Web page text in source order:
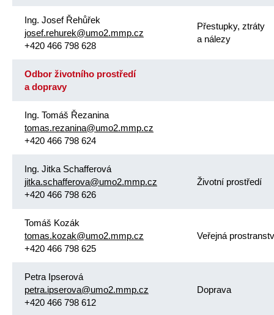
Ing. Josef Řehůřek
josef.rehurek@umo2.mmp.cz
+420 466 798 628
Přestupky, ztráty
a nálezy
Odbor životního prostředí
a dopravy
Ing. Tomáš Řezanina
tomas.rezanina@umo2.mmp.cz
+420 466 798 624
Ing. Jitka Schafferová
jitka.schafferova@umo2.mmp.cz
+420 466 798 626
Životní prostředí
Tomáš Kozák
tomas.kozak@umo2.mmp.cz
+420 466 798 625
Veřejná
Petra Ipserová
petra.ipserova@umo2.mmp.cz
+420 466 798 612
Doprava